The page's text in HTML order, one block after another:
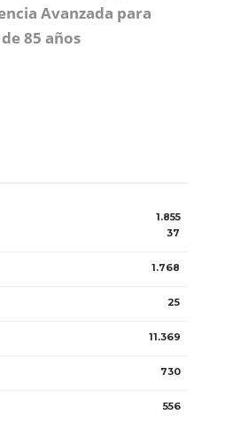
Avanzada para
85 años
1.855
37
1.768
25
11.369
730
556